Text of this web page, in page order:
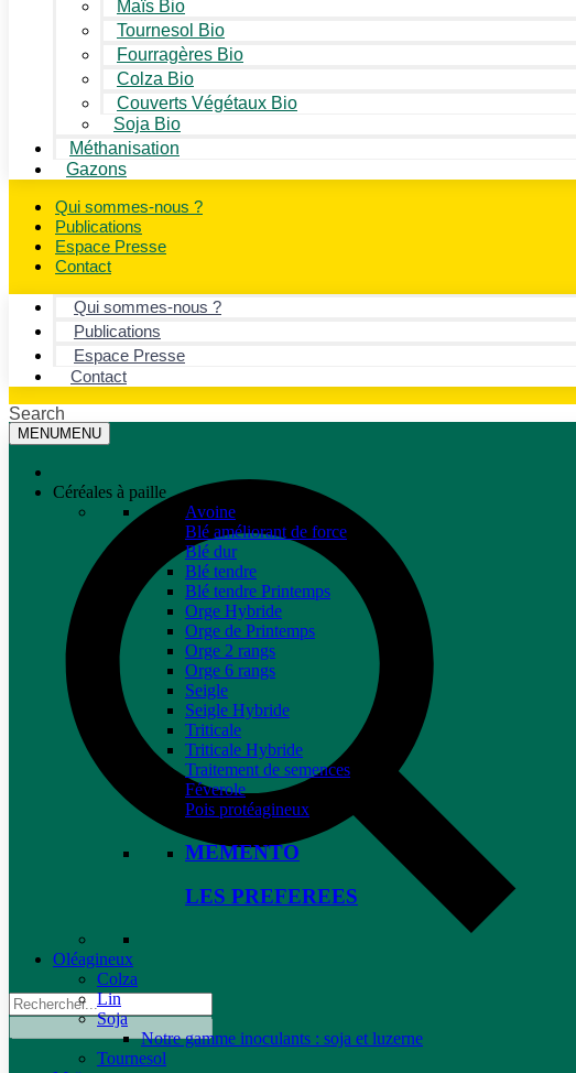
Maïs Bio
Tournesol Bio
Fourragères Bio
Colza Bio
Couverts Végétaux Bio
Soja Bio
Méthanisation
Gazons
Qui sommes-nous ?
Publications
Espace Presse
Contact
Qui sommes-nous ?
Publications
Espace Presse
Contact
Search
MENUMENU
Céréales à paille
Avoine
Blé améliorant de force
Blé dur
Blé tendre
Blé tendre Printemps
Orge Hybride
Orge de Printemps
Orge 2 rangs
Orge 6 rangs
Seigle
Seigle Hybride
Triticale
Triticale Hybride
Traitement de semences
Féverole
Pois protéagineux
MEMENTO
LES PREFEREES
Oléagineux
Colza
Lin
Soja
Notre gamme inoculants : soja et luzerne
Tournesol